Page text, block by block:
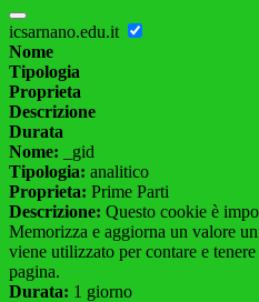
icsarnano.edu.it
Nome
Tipologia
Proprieta
Descrizione
Durata
Nome: _gid
Tipologia: analitico
Proprieta: Prime Parti
Descrizione: Questo cookie è
Memorizza e aggiorna un valore
viene utilizzato per contare e
pagina.
Durata: 1 giorno